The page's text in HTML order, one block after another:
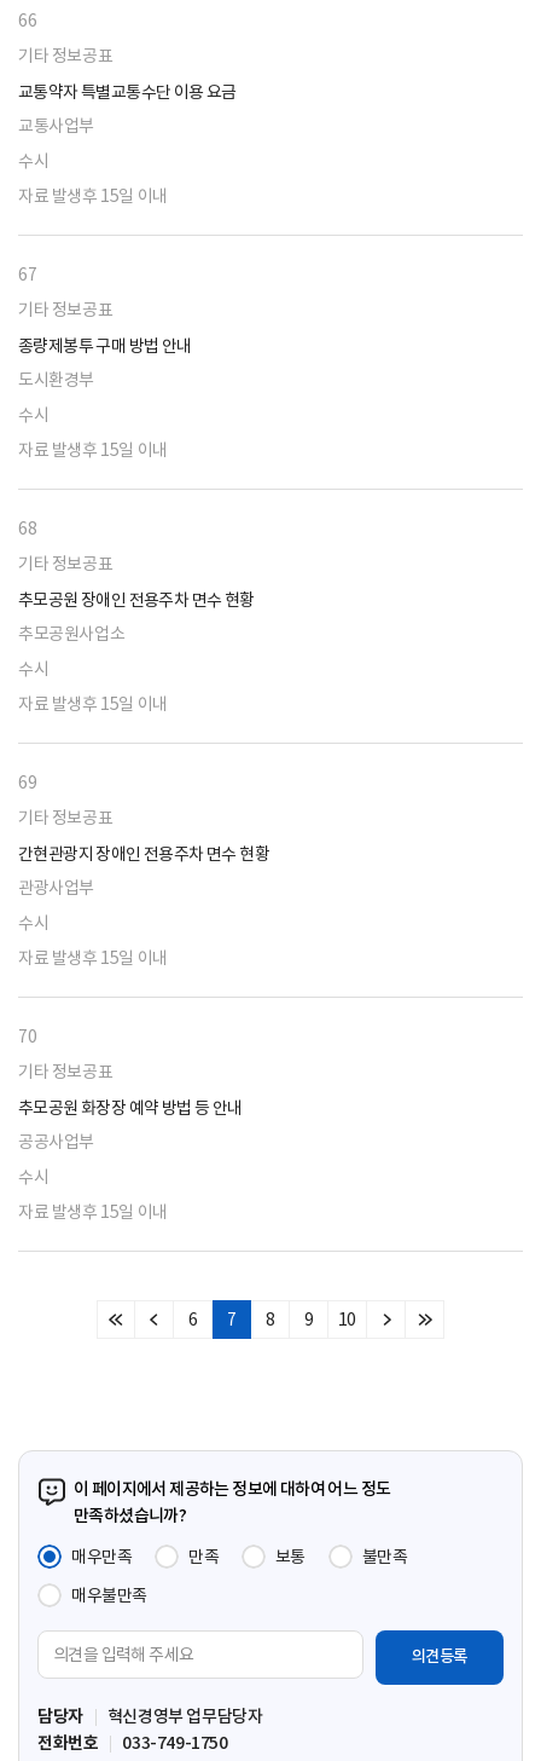
66
기타 정보공표
교통약자 특별교통수단 이용 요금
교통사업부
수시
자료 발생후 15일 이내
67
기타 정보공표
종량제봉투 구매 방법 안내
도시환경부
수시
자료 발생후 15일 이내
68
기타 정보공표
추모공원 장애인 전용주차 면수 현황
추모공원사업소
수시
자료 발생후 15일 이내
69
기타 정보공표
간현관광지 장애인 전용주차 면수 현황
관광사업부
수시
자료 발생후 15일 이내
70
기타 정보공표
추모공원 화장장 예약 방법 등 안내
공공사업부
수시
자료 발생후 15일 이내
처
이
6 7 8 9 10
다
마
이 페이지에서 제공하는 정보에 대하여 어느 정도
만족하셨습니까?
매우만족
만족 보통
불만족
매우불만족
견
입
력
담당자
혁신경영부 업무담당자
전화번호
033-749-1750